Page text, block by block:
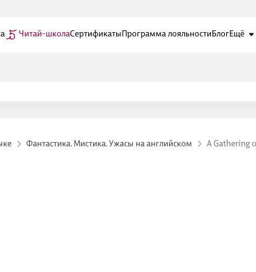
Читай-школаСертификатыПрограмма лояльностиБлогЕщё
Фантастика. Мистика. Ужасы на английском A Gathering